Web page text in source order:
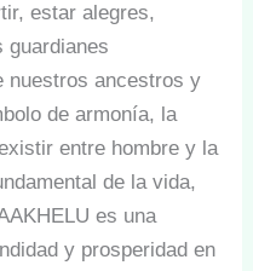
estar alegres,
guardianes
nuestros ancestros y
de armonía, la
entre hombre y la
de la vida,
es una
y prosperidad en